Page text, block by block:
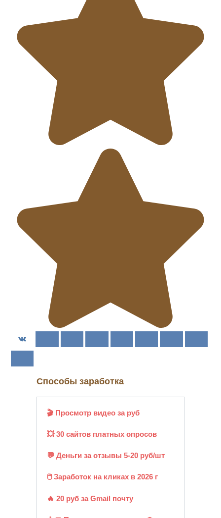
Способы заработка
🎬 Просмотр видео за руб
💥 30 сайтов платных опросов
💬 Деньги за отзывы 5-20 руб/шт
🖱️ Заработок на кликах в 2026 г
🔥 20 руб за Gmail почту